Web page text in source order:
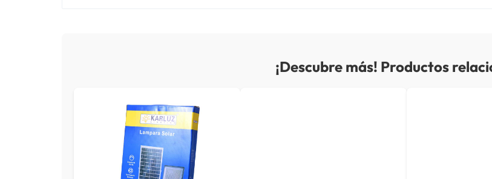
¡Descubre más! Productos